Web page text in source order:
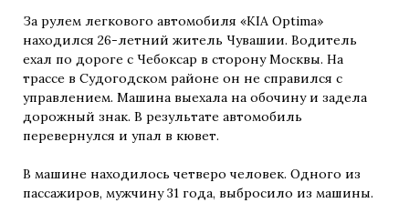
За рулем легкового автомобиля «KIA Optima»
находился 26-летний житель Чувашии. Водитель
ехал по дороге с Чебоксар в сторону Москвы. На
трассе в Судогодском районе он не справился с
управлением. Машина выехала на обочину и задела
дорожный знак. В результате автомобиль
перевернулся и упал в кювет.
В машине находилось четверо человек. Одного из
пассажиров, мужчину 31 года, выбросило из машины.